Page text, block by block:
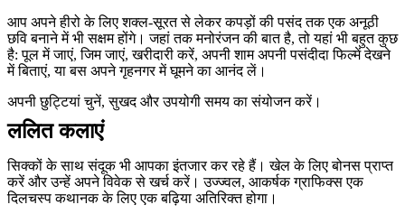
आप अपने हीरो के लिए शक्ल-सूरत से लेकर कपड़ों की पसंद तक एक अनूठी
छवि बनाने में भी सक्षम होंगे। जहां तक मनोरंजन की बात है, तो यहां भी बहुत कुछ
है: पूल में जाएं, जिम जाएं, खरीदारी करें, अपनी शाम अपनी पसंदीदा फिल्में देखने
में बिताएं, या बस अपने गृहनगर में घूमने का आनंद लें।
अपनी छुट्टियां चुनें, सुखद और उपयोगी समय का संयोजन करें।
ललित कलाएं
सिक्कों के साथ संदूक भी आपका इंतजार कर रहे हैं। खेल के लिए बोनस प्राप्त
करें और उन्हें अपने विवेक से खर्च करें। उज्ज्वल, आकर्षक ग्राफिक्स एक
दिलचस्प कथानक के लिए एक बढ़िया अतिरिक्त होगा।